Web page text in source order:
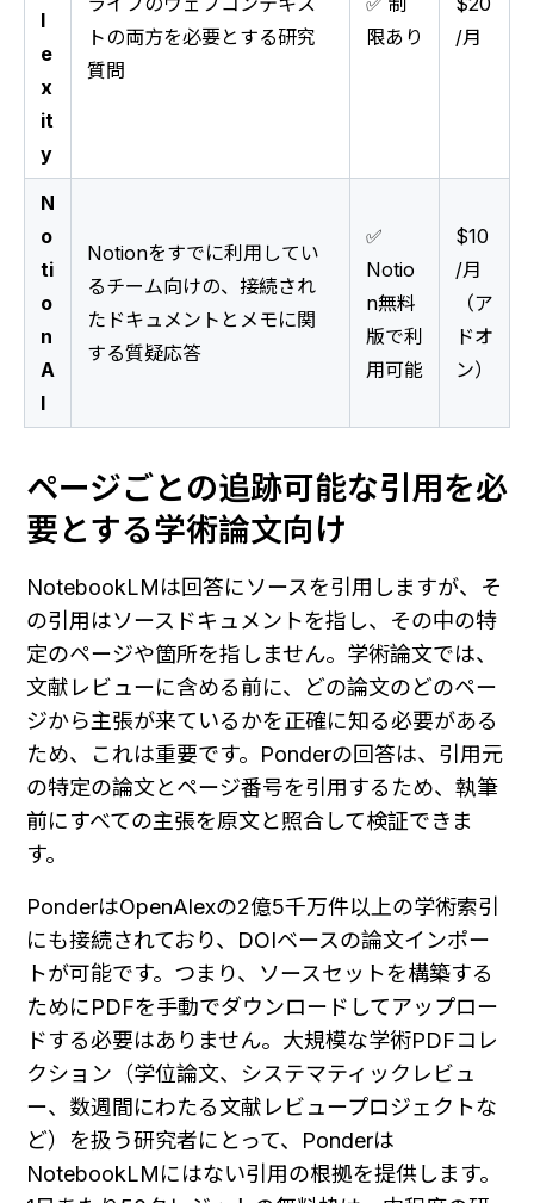
l
e
x
it
y
トの両方を必要とする研究
質問
限あり
/月
N
o
ti
o
n
A
I
Notionをすでに利用してい
るチーム向けの、接続され
たドキュメントとメモに関
する質疑応答
✅
Notio
n無料
版で利
用可能
$10
/月
（ア
ドオ
ン）
ページごとの追跡可能な引用を必
要とする学術論文向け
NotebookLMは回答にソースを引用しますが、そ
の引用はソースドキュメントを指し、その中の特
定のページや箇所を指しません。学術論文では、
文献レビューに含める前に、どの論文のどのペー
ジから主張が来ているかを正確に知る必要がある
ため、これは重要です。Ponderの回答は、引用元
の特定の論文とページ番号を引用するため、執筆
前にすべての主張を原文と照合して検証できま
す。
PonderはOpenAlexの2億5千万件以上の学術索引
にも接続されており、DOIベースの論文インポー
トが可能です。つまり、ソースセットを構築する
ためにPDFを手動でダウンロードしてアップロー
ドする必要はありません。大規模な学術PDFコレ
クション（学位論文、システマティックレビュ
ー、数週間にわたる文献レビュープロジェクトな
ど）を扱う研究者にとって、Ponderは
NotebookLMにはない引用の根拠を提供します。